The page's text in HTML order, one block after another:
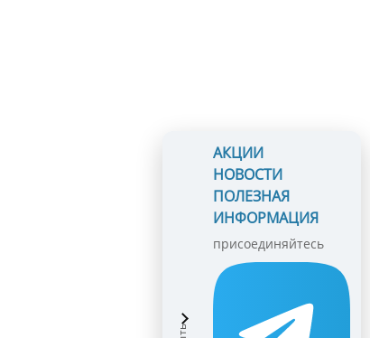
АКЦИИ
НОВОСТИ
ПОЛЕЗНАЯ
ИНФОРМАЦИЯ
присоединяйтесь